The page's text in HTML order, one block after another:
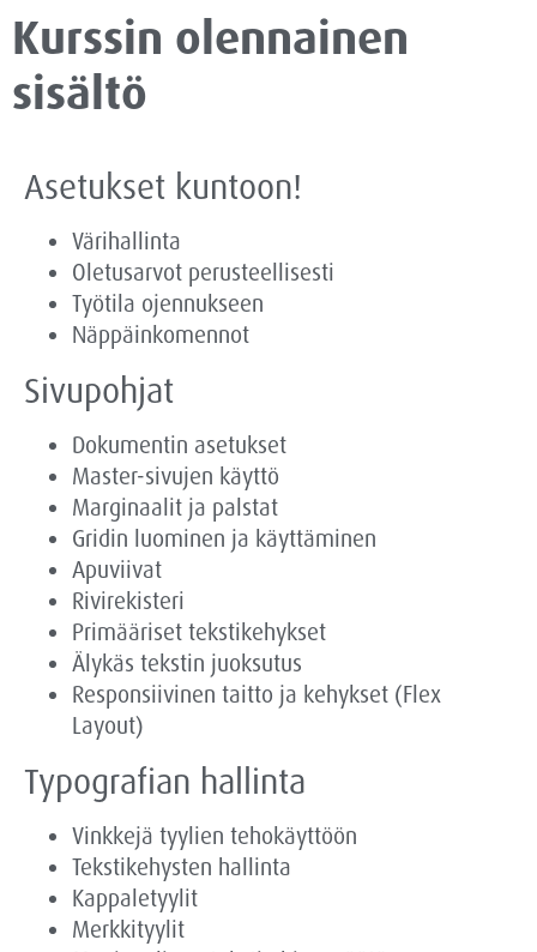
Kurssin olennainen
sisältö
Asetukset kuntoon!
Värihallinta
Oletusarvot perusteellisesti
Työtila ojennukseen
Näppäinkomennot
Sivupohjat
Dokumentin asetukset
Master-sivujen käyttö
Marginaalit ja palstat
Gridin luominen ja käyttäminen
Apuviivat
Rivirekisteri
Primääriset tekstikehykset
Älykäs tekstin juoksutus
Responsiivinen taitto ja kehykset (Flex
Layout)
Typografian hallinta
Vinkkejä tyylien tehokäyttöön
Tekstikehysten hallinta
Kappaletyylit
Merkkityylit